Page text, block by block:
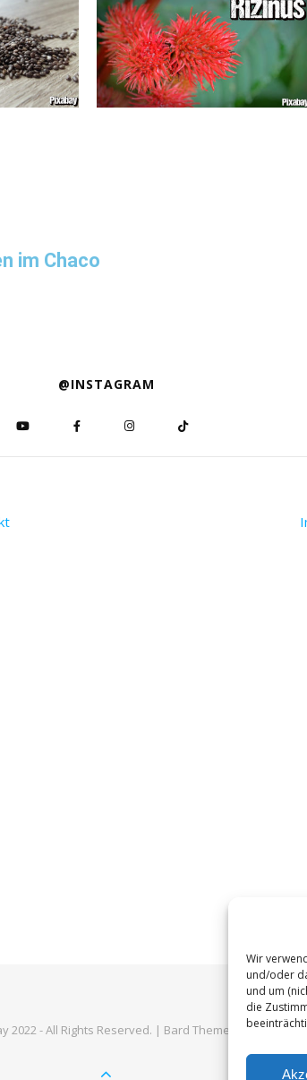
Wir
und/oder
und um
die
im Chaco
@INSTAGRAM
2022 - All Rights Reserved. | Bard Theme vonWP Royal